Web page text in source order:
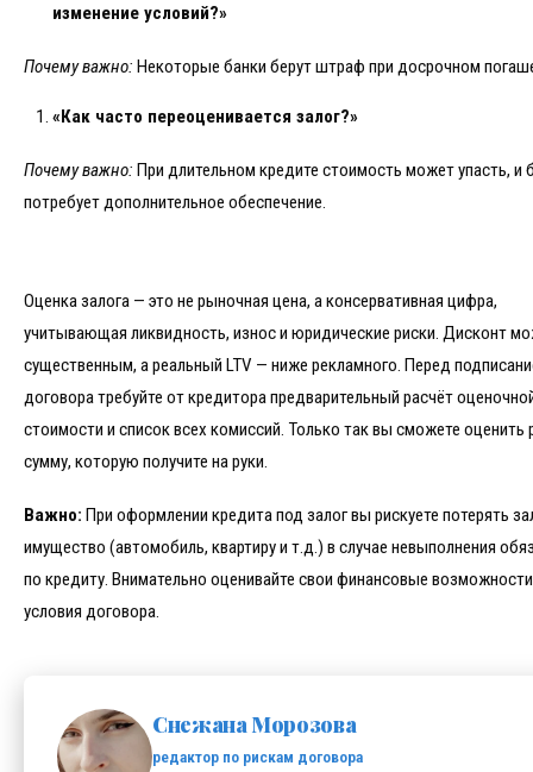
изменение условий?»
Почему важно: Некоторые банки берут штраф при досрочном
«Как часто переоценивается залог?»
Почему важно: При длительном кредите стоимость может упасть, и
потребует дополнительное обеспечение.
Оценка залога — это не рыночная цена, а консервативная цифра,
учитывающая ликвидность, износ и юридические риски. Дисконт
существенным, а реальный LTV — ниже рекламного. Перед
договора требуйте от кредитора предварительный расчёт
стоимости и список всех комиссий. Только так вы сможете оценить
сумму, которую получите на руки.
Важно: При оформлении кредита под залог вы рискуете потерять
имущество (автомобиль, квартиру и т.д.) в случае невыполнения
по кредиту. Внимательно оценивайте свои финансовые
условия договора.
Снежана Морозова
редактор по рискам договора